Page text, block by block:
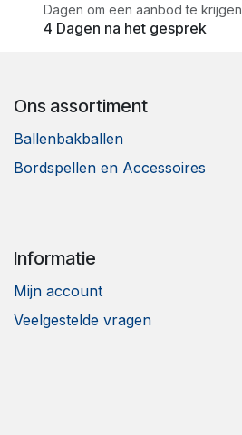
Dagen om een aanbod te krijgen
4 Dagen na het gesprek
Ons assortiment
Ballenbakballen
Bordspellen en Accessoires
Informatie
Mijn account
Veelgestelde vragen